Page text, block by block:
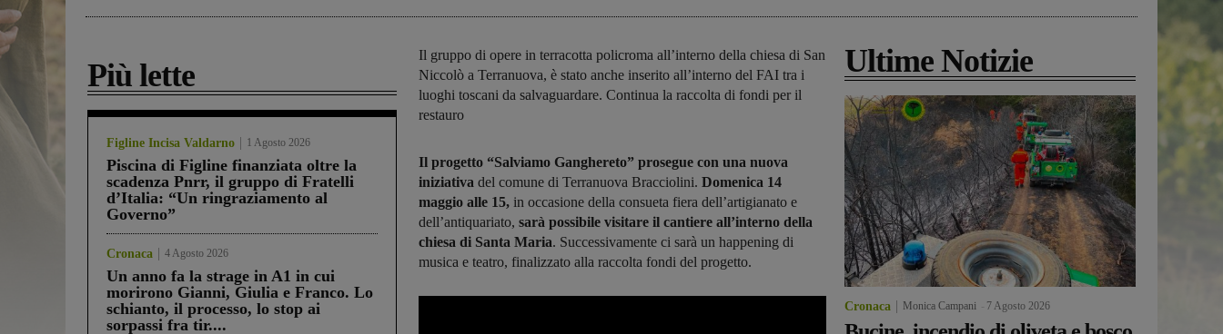
Più lette
Figline Incisa Valdarno 1 Agosto 2026
Piscina di Figline finanziata oltre la
scadenza Pnrr, il gruppo di Fratelli
d’Italia: “Un ringraziamento al
Governo”
Cronaca 4 Agosto 2026
Un anno fa la strage in A1 in cui
morirono Gianni, Giulia e Franco. Lo
schianto, il processo, lo stop ai
sorpassi fra tir....
Il gruppo di opere in terracotta policroma all’interno della chiesa di San
Niccolò a Terranuova, è stato anche inserito all’interno del FAI tra i
luoghi toscani da salvaguardare. Continua la raccolta di fondi per il
restauro
Il progetto “Salviamo Ganghereto” prosegue con una nuova
iniziativa del comune di Terranuova Bracciolini. Domenica 14
maggio alle 15, in occasione della consueta fiera dell’artigianato e
dell’antiquariato, sarà possibile visitare il cantiere all’interno della
chiesa di Santa Maria. Successivamente ci sarà un happening di
musica e teatro, finalizzato alla raccolta fondi del progetto.
Ultime Notizie
Cronaca Monica Campani 7 Agosto 2026